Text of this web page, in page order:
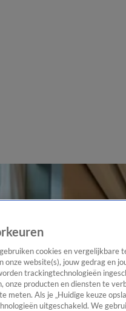
cookies en vergelijkbare
onze website(s), jouw gedrag en
trackingtechnologieën
onze producten en diensten te
meten. Als je „Huidige keuze
uitgeschakeld. We